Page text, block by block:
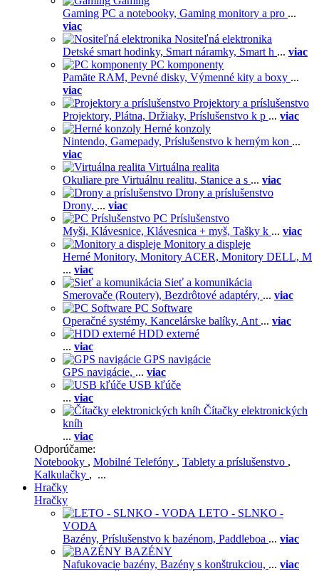
Gaming PC a notebooky, Gaming monitory a pro ...
viac
Nositeľná elektronika
Detské smart hodinky, Smart náramky, Smart h ... viac
PC komponenty
Pamäte RAM, Pevné disky, Výmenné kity a boxy ...
viac
Projektory a príslušenstvo
Projektory, Plátna, Držiaky, Príslušenstvo k p ... viac
Herné konzoly
Nintendo, Gamepady, Príslušenstvo k herným kon ...
viac
Virtuálna realita
Okuliare pre Virtuálnu realitu, Stanice a s ... viac
Drony a príslušenstvo
Drony, ... viac
PC Príslušenstvo
Myši, Klávesnice, Klávesnica + myš, Tašky k ... viac
Monitory a displeje
Herné Monitory, Monitory ACER, Monitory DELL, M
... viac
Sieť a komunikácia
Smerovače (Routery), Bezdrôtové adaptéry, ... viac
PC Software
Operačné systémy, Kancelárske balíky, Ant ... viac
HDD externé
... viac
GPS navigácie
GPS navigácie, ... viac
USB kľúče
... viac
Čítačky elektronických
kníh
... viac
Odporúčame:
Notebooky , Mobilné Telefóny , Tablety a príslušenstvo ,
Kalkulačky , ...
Hračky
Hračky
LETO - SLNKO -
VODA
Bazény, Príslušenstvo k bazénom, Paddleboa ... viac
BAZÉNY
Nafukovacie bazény, Bazény s konštrukciou, ... viac